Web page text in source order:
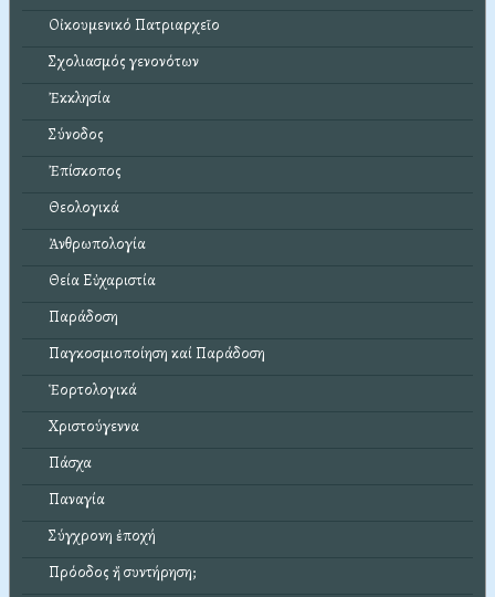
Οἰκουμενικό Πατριαρχεῖο
Σχολιασμός γενονότων
Ἐκκλησία
Σύνοδος
Ἐπίσκοπος
Θεολογικά
Ἀνθρωπολογία
Θεία Εὐχαριστία
Παράδοση
Παγκοσμιοποίηση καί Παράδοση
Ἑορτολογικά
Χριστούγεννα
Πάσχα
Παναγία
Σύγχρονη ἐποχή
Πρόοδος ἤ συντήρηση;